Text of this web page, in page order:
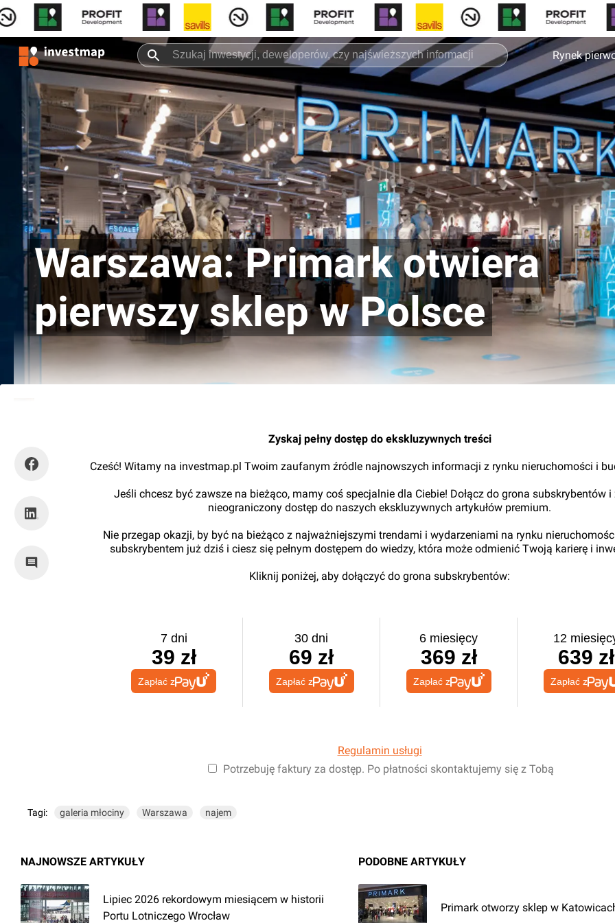
Rynek
Warszawa: Primark otwiera
pierwszy sklep w Polsce
Zyskaj pełny dostęp do ekskluzywnych treści
Cześć! Witamy na investmap.pl Twoim zaufanym źródle najnowszych informacji z rynku nieruchomości i
Jeśli chcesz być zawsze na bieżąco, mamy coś specjalnie dla Ciebie! Dołącz do grona subskrybentów i
nieograniczony dostęp do naszych ekskluzywnych artykułów premium.
Nie przegap okazji, by być na bieżąco z najważniejszymi trendami i wydarzeniami na rynku
subskrybentem już dziś i ciesz się pełnym dostępem do wiedzy, która może odmienić Twoją karierę i
Kliknij poniżej, aby dołączyć do grona subskrybentów:
7 dni
39 zł
Zapłać z
30 dni
69 zł
Zapłać z
6 miesięcy
369 zł
Zapłać z
12
639 zł
Zapłać z
Regulamin usługi
Potrzebuję faktury za dostęp. Po płatności skontaktujemy się z Tobą
Tagi: galeria młociny Warszawa najem
NAJNOWSZE ARTYKUŁY
Lipiec 2026 rekordowym miesiącem w historii
Portu Lotniczego Wrocław
PODOBNE ARTYKUŁY
Primark otworzy sklep w